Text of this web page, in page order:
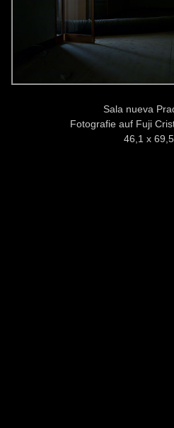
Sala nueva
Fotografie auf Fuji
46,1 x 69,5